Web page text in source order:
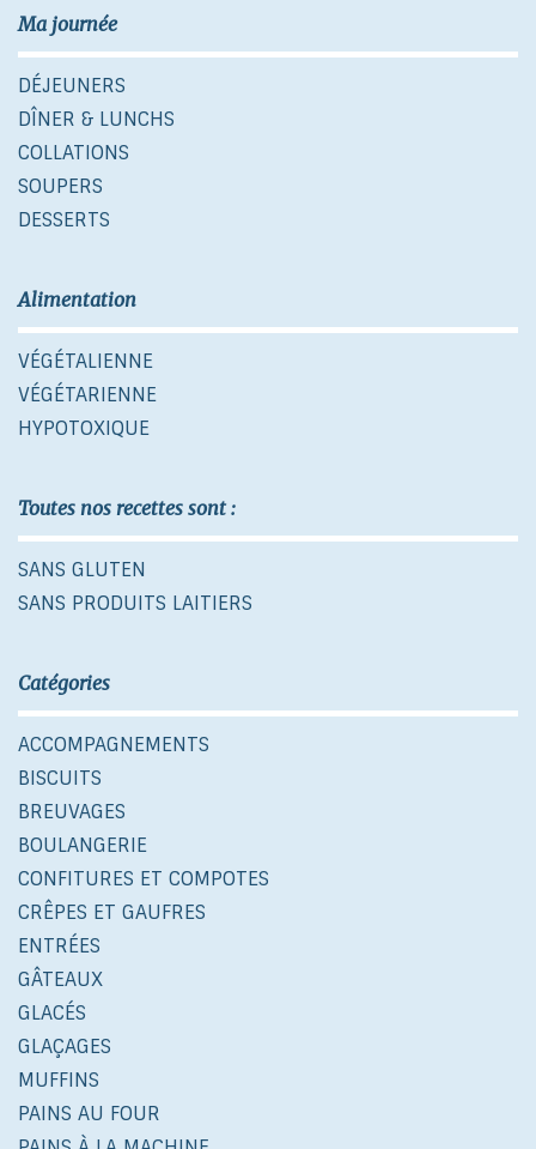
Ma journée
DÉJEUNERS
DÎNER & LUNCHS
COLLATIONS
SOUPERS
DESSERTS
Alimentation
VÉGÉTALIENNE
VÉGÉTARIENNE
HYPOTOXIQUE
Toutes nos recettes sont :
SANS GLUTEN
SANS PRODUITS LAITIERS
Catégories
ACCOMPAGNEMENTS
BISCUITS
BREUVAGES
BOULANGERIE
CONFITURES ET COMPOTES
CRÊPES ET GAUFRES
ENTRÉES
GÂTEAUX
GLACÉS
GLAÇAGES
MUFFINS
PAINS AU FOUR